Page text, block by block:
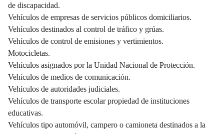
de discapacidad.
Vehículos de empresas de servicios públicos domiciliarios.
Vehículos destinados al control de tráfico y grúas.
Vehículos de control de emisiones y vertimientos.
Motocicletas.
Vehículos asignados por la Unidad Nacional de Protección.
Vehículos de medios de comunicación.
Vehículos de autoridades judiciales.
Vehículos de transporte escolar propiedad de instituciones
educativas.
Vehículos tipo automóvil, campero o camioneta destinados a la